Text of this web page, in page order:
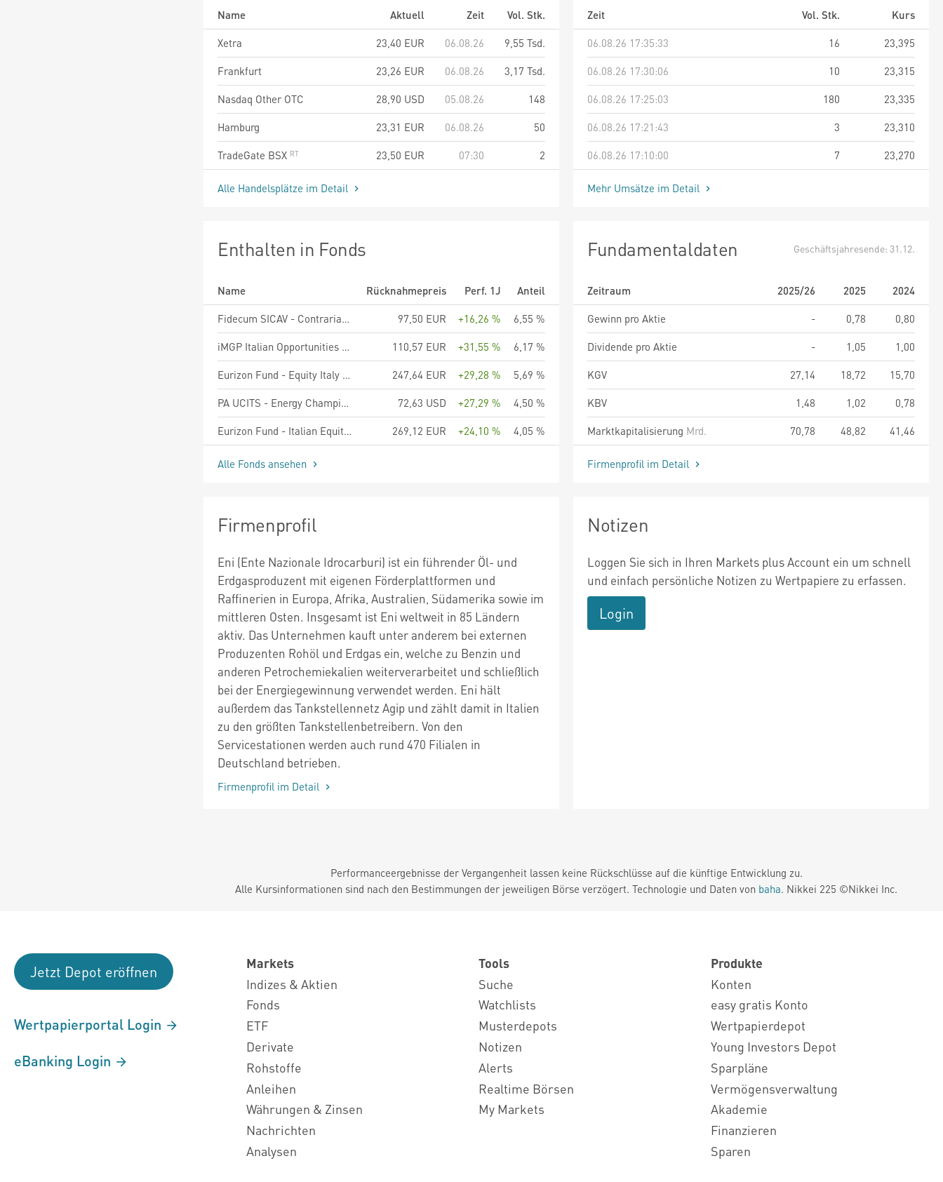
Name Aktuell Zeit
Vol. Stk.
Xetra
23,40 EUR 06.08.26
9,55 Tsd.
Frankfurt
23,26 EUR 06.08.26
3,17 Tsd.
Nasdaq Other OTC
28,90 USD 05.08.26
148
Hamburg
23,31 EUR 06.08.26
50
TradeGate BSX
23,50 EUR 07:30 2
Alle Handelsplätze im Detail
Zeit Vol. Stk.
Kurs
06.08.26 17:35:33
16
23,395
06.08.26 17:30:06
10
23,315
06.08.26 17:25:03
180
23,335
06.08.26 17:21:43
3
23,310
06.08.26 17:10:00
7 23,270
Mehr Umsätze im Detail
Enthalten in Fonds
Name Rücknahmepreis Perf. 1J
Anteil
Fidecum SICAV - Contrarian Value Euroland C
97,50 EUR +16,26 %
6,55 %
iMGP Italian Opportunities Fund C EUR
110,57 EUR +31,55 %
6,17 %
Eurizon Fund - Equity Italy Smart Volatility R EUR Accumulation
247,64 EUR +29,28 %
5,69 %
PA UCITS - Energy Champions Fund A Accumulating (USD)
72,63 USD +27,29 %
4,50 %
Eurizon Fund - Italian Equity Opportunities R EUR Accumulation
269,12 EUR +24,10 % 4,05 %
Alle Fonds ansehen
Fundamentaldaten Geschäftsjahresende: 31.12.
Zeitraum 2025/26 2025
2024
Gewinn pro Aktie
- 0,78
0,80
Dividende pro Aktie
- 1,05
1,00
KGV
27,14 18,72
15,70
KBV
1,48 1,02
0,78
Marktkapitalisierung Mrd. 70,78 48,82 41,46
Firmenprofil im Detail
Firmenprofil
Eni (Ente Nazionale Idrocarburi) ist ein führender Öl- und
Erdgasproduzent mit eigenen Förderplattformen und
Raffinerien in Europa, Afrika, Australien, Südamerika sowie im
mittleren Osten. Insgesamt ist Eni weltweit in 85 Ländern
aktiv. Das Unternehmen kauft unter anderem bei externen
Produzenten Rohöl und Erdgas ein, welche zu Benzin und
anderen Petrochemiekalien weiterverarbeitet und schließlich
bei der Energiegewinnung verwendet werden. Eni hält
außerdem das Tankstellennetz Agip und zählt damit in Italien
zu den größten Tankstellenbetreibern. Von den
Servicestationen werden auch rund 470 Filialen in
Deutschland betrieben.
Firmenprofil im Detail
Notizen
Loggen Sie sich in Ihren Markets plus Account ein um schnell
und einfach persönliche Notizen zu Wertpapiere zu erfassen.
Login
Performanceergebnisse der Vergangenheit lassen keine Rückschlüsse auf die künftige Entwicklung zu.
Alle Kursinformationen sind nach den Bestimmungen der jeweiligen Börse verzögert. Technologie und Daten von baha. Nikkei 225 ©Nikkei Inc.
Jetzt Depot eröffnen
Wertpapierportal Login
eBanking Login
Markets
Indizes & Aktien
Fonds
ETF
Derivate
Rohstoffe
Anleihen
Währungen & Zinsen
Nachrichten
Analysen
Tools
Suche
Watchlists
Musterdepots
Notizen
Alerts
Realtime Börsen
My Markets
Produkte
Konten
easy gratis Konto
Wertpapierdepot
Young Investors Depot
Sparpläne
Vermögensverwaltung
Akademie
Finanzieren
Sparen